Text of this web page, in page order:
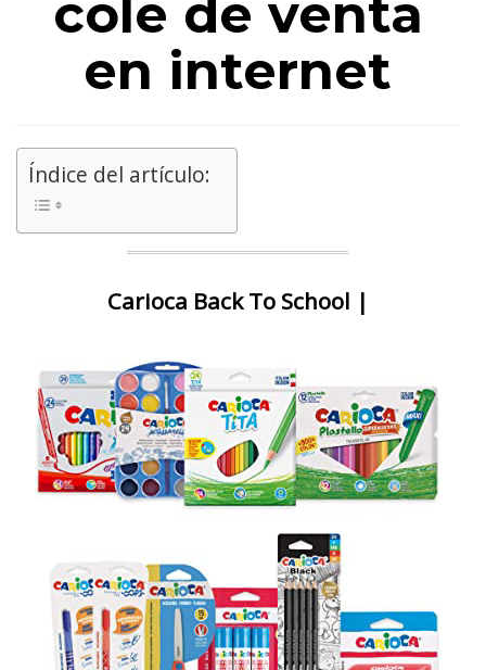
cole de venta
en internet
Índice del artículo:
Carioca Back To School |